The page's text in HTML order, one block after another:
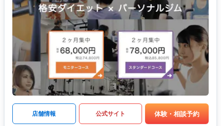
店舗情報 公式サイト 体験・相談予約